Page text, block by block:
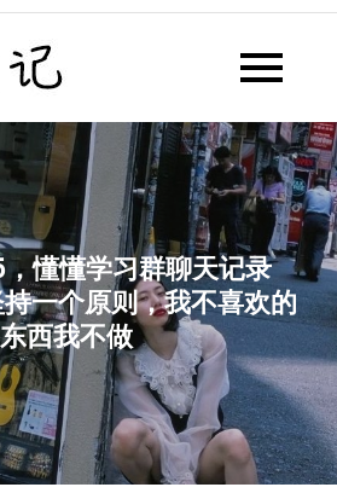
懂懂日记网每天同步更新懂懂学
懂懂学习群聊天记录
一个原则，我不喜欢的
东西我不做